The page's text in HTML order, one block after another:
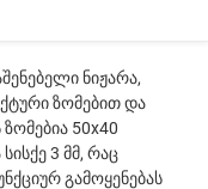
ნიჟარა,
ზომებით და
50x40
3 მმ, რაც
გამოყენებას